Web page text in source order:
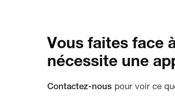
Vous faites face
nécessite une
Contactez-nous pour voir ce